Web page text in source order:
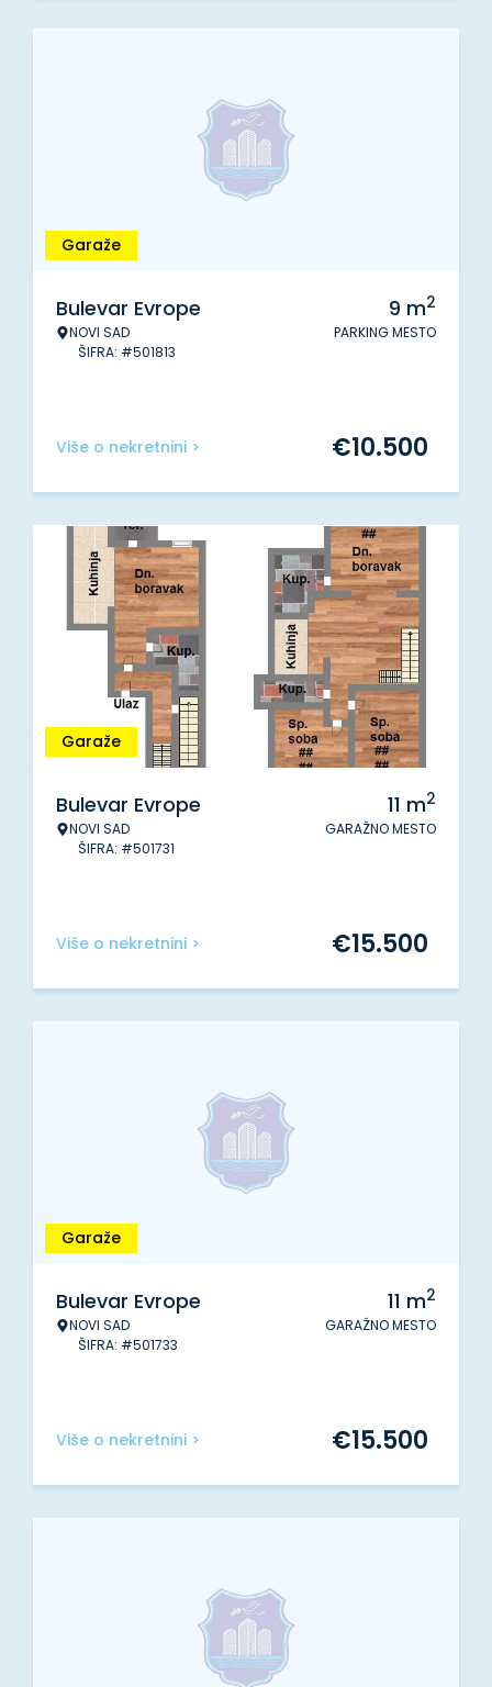
Garaže
Bulevar Evrope
NOVI SAD
ŠIFRA: #501813
9 m2
PARKING MESTO
Više o nekretnini > €10.500
Garaže
Bulevar Evrope
NOVI SAD
ŠIFRA: #501731
11 m2
GARAŽNO MESTO
Više o nekretnini > €15.500
Garaže
Bulevar Evrope
NOVI SAD
ŠIFRA: #501733
11 m2
GARAŽNO MESTO
Više o nekretnini > €15.500